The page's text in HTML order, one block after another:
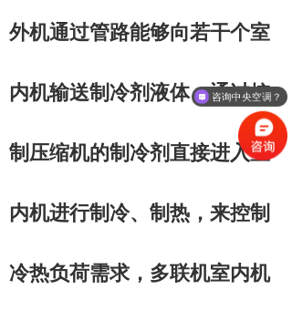
外机通过管路能够向若干个室
内机输送制冷剂液体，通过控
制压缩机的制冷剂直接进入室
内机进行制冷、制热，来控制
冷热负荷需求，多联机室内机
咨询中央空调？